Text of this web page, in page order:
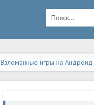
Взломанные игры на Андроид